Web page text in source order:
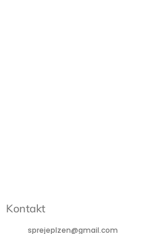
Kontakt
sprejeplzen@gmail.com